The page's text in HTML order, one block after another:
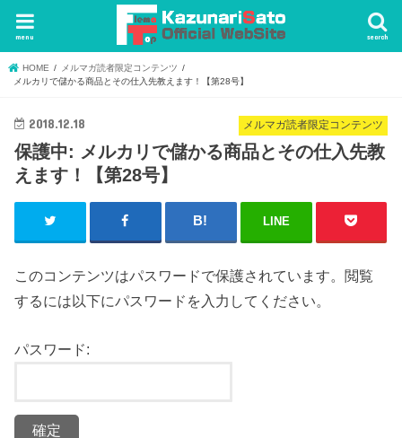
search
menu
HOME
メルマガ読者限定コンテンツ
メルカリで儲かる商品とその仕入先教えます！【第28号】
メルマガ読者限定コンテンツ
2018.12.18
保護中: メルカリで儲かる商品とその仕入先教
えます！【第28号】
LINE
このコンテンツはパスワードで保護されています。閲覧
するには以下にパスワードを入力してください。
パスワード: